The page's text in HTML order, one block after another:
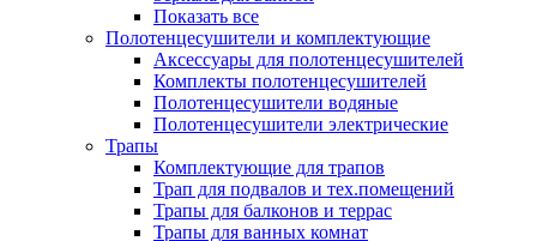
Показать все
Полотенцесушители и комплектующие
Аксессуары для полотенцесушителей
Комплекты полотенцесушителей
Полотенцесушители водяные
Полотенцесушители электрические
Трапы
Комплектующие для трапов
Трап для подвалов и тех.помещений
Трапы для балконов и террас
Трапы для ванных комнат